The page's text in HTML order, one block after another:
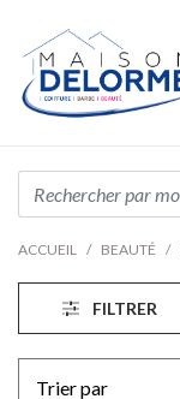
ACCUEIL BEAUTÉ
FILTRER